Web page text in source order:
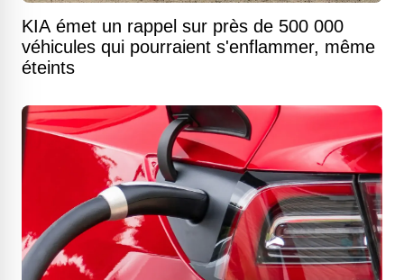
KIA émet un rappel sur près de 500 000
véhicules qui pourraient s'enflammer, même
éteints